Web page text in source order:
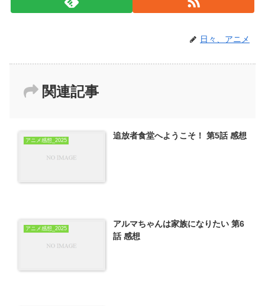
日々、アニメ
関連記事
アニメ感想_2025 追放者食堂へようこそ！ 第5話 感想
アニメ感想_2025
アルマちゃんは家族になりたい 第6
話 感想